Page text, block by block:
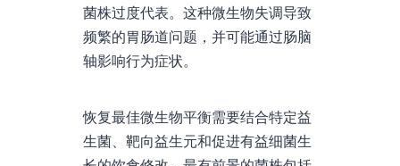
菌株过度代表。这种微生物失调导致
频繁的胃肠道问题，并可能通过肠脑
轴影响行为症状。
恢复最佳微生物平衡需要结合特定益
生菌、靶向益生元和促进有益细菌生